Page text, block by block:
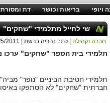
ויופי בריאות וכושר דת ומסורת
שי לחייל מתלמידי "שחקים"
חברה וקהילה | כתב נהריה ברשת | 15/5/2011
תלמידי בית הספר "שחקים" ערכו
תלמידי חטיבת הביניים "נופר"
חברתית "שחקים" לא הסתפקו